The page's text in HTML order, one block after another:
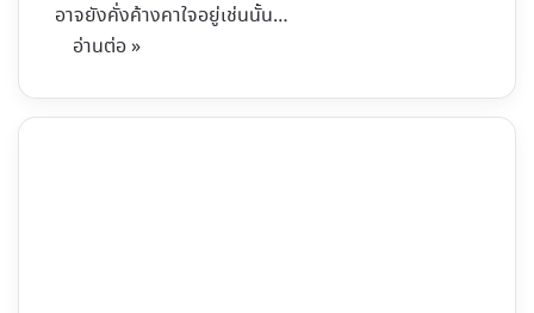
อาจยังคั่งค้างคาใจอยู่เช่นนั้น…
อ่านต่อ »